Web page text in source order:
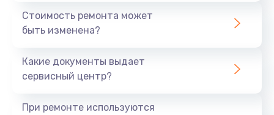
1600 руб.
Замена USB порта
Стоимость ремонта может
быть изменена?
Какие документы выдает
сервисный центр?
При ремонте используются